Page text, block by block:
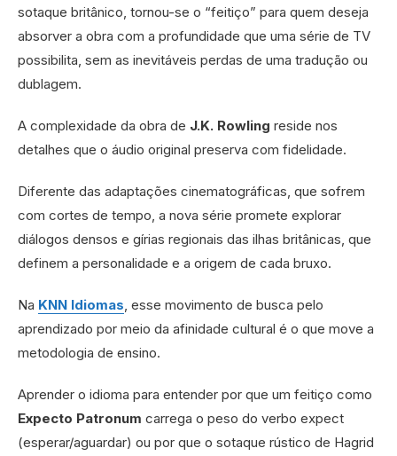
sotaque britânico, tornou-se o “feitiço” para quem deseja
absorver a obra com a profundidade que uma série de TV
possibilita, sem as inevitáveis perdas de uma tradução ou
dublagem.
A complexidade da obra de J.K. Rowling reside nos
detalhes que o áudio original preserva com fidelidade.
Diferente das adaptações cinematográficas, que sofrem
com cortes de tempo, a nova série promete explorar
diálogos densos e gírias regionais das ilhas britânicas, que
definem a personalidade e a origem de cada bruxo.
Na KNN Idiomas , esse movimento de busca pelo
aprendizado por meio da afinidade cultural é o que move a
metodologia de ensino.
Aprender o idioma para entender por que um feitiço como
Expecto Patronum carrega o peso do verbo expect
(esperar/aguardar) ou por que o sotaque rústico de Hagrid